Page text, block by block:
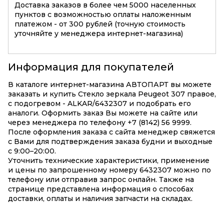
Доставка заказов в более чем 5000 населенных
пунктов с возможностью оплаты наложенным
платежом - от 300 рублей (точную стоимость
уточняйте у менеджера интернет-магазина)
Информация для покупателей
В каталоге интернет-магазина АВТОПАРТ вы можете
заказать и купить Стекло зеркала Peugeot 307 правое,
с подогревом - ALKAR/6432307 и подобрать его
аналоги. Оформить заказ Вы можете на сайте или
через менеджера по телефону +7 (8142) 56 9999.
После оформления заказа с сайта менеджер свяжется
с Вами для подтверждения заказа будни и выходные
с 9:00–20:00.
Уточнить технические характеристики, применение
и цены по запрошенному номеру 6432307 можно по
телефону или отправив запрос онлайн. Также на
странице представлена информация о способах
доставки, оплаты и наличия запчасти на складах.